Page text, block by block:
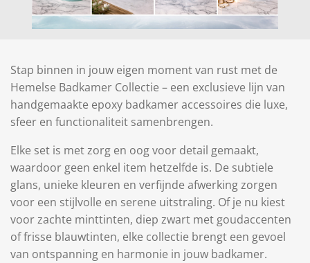
Stap binnen in jouw eigen moment van rust met de
Hemelse Badkamer Collectie – een exclusieve lijn van
handgemaakte epoxy badkamer accessoires die luxe,
sfeer en functionaliteit samenbrengen.
Elke set is met zorg en oog voor detail gemaakt,
waardoor geen enkel item hetzelfde is. De subtiele
glans, unieke kleuren en verfijnde afwerking zorgen
voor een stijlvolle en serene uitstraling. Of je nu kiest
voor zachte minttinten, diep zwart met goudaccenten
of frisse blauwtinten, elke collectie brengt een gevoel
van ontspanning en harmonie in jouw badkamer.